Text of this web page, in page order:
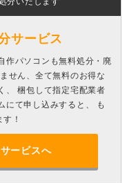
サービス
作パソコンも無料処分・廃
せん、全て無料のお得な
、 梱包して指定宅配業者
にて申し込みすると、 も
！
ービスへ